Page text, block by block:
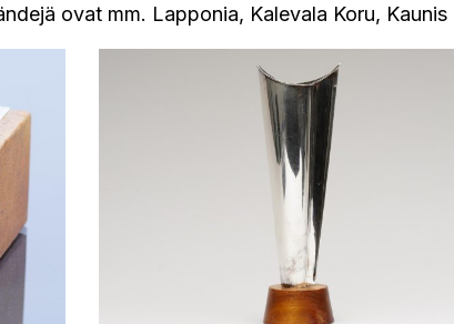
ovat mm. Lapponia, Kalevala Koru,